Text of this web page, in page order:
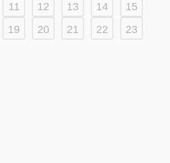
11 12 13 14
15
19 20 21 22
23